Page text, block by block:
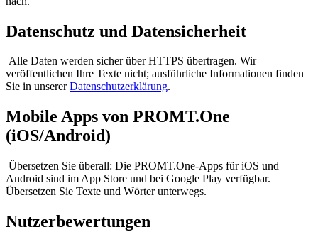
Datenschutz und Datensicherheit
Alle Daten werden sicher über HTTPS übertragen. Wir
veröffentlichen Ihre Texte nicht; ausführliche Informationen finden
Sie in unsererDatenschutzerklärung.
Mobile Apps von PROMT.One
(iOS/Android)
Übersetzen Sie überall: Die PROMT.One-Apps für iOS und
Android sind im App Store und bei Google Play verfügbar.
Übersetzen Sie Texte und Wörter unterwegs.
Nutzerbewertungen